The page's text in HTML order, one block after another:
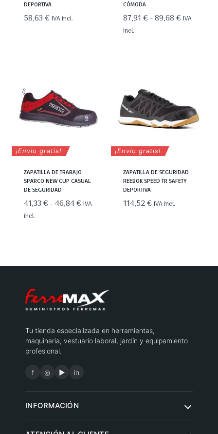
DEPORTIVA
58,63€ IVA incl.
CÓMODA
87,91€-89,68€Rango
IVA
incl.
¡Envio gratis!
ZAPATILLA DE TRABAJO
SPARCO NEW CUP CASUAL
DE SEGURIDAD
41,33€-46,84€Rango
hasta
IVA
incl.
¡Envio gratis!
ZAPATILLA DE SEGURIDAD
REEBOK SPEED TR SAFETY
DEPORTIVA
114,52€ IVA incl.
Tu tienda especializada en herramientas,
maquinaria, vestuario laboral, jardín y equipamiento
profesional.
f ◎ ▶ in
INFORMACIÓN